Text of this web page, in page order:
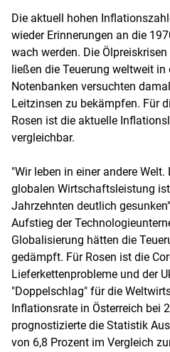
Die aktuell hohen
wieder Erinnerungen an die
wach werden. Die
ließen die Teuerung weltweit in
Notenbanken versuchten
Leitzinsen zu bekämpfen. Für
Rosen ist die aktuelle
vergleichbar.
"Wir leben in einer andere
globalen Wirtschaftsleistung
Jahrzehnten deutlich
Aufstieg der
Globalisierung hätten die
gedämpft. Für Rosen ist die
Lieferkettenprobleme und der
"Doppelschlag" für die
Inflationsrate in Österreich bei
prognostizierte die Statistik
von 6,8 Prozent im Vergleich